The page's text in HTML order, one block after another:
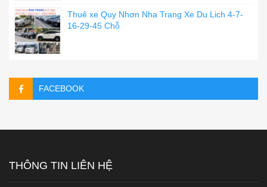
Thuê xe Quy Nhơn Nha Trang Xe Du Lich 4-7-
16-29-45 Chỗ
FACEBOOK
THÔNG TIN LIÊN HỆ